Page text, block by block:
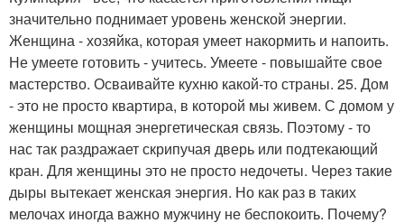
значительно поднимает уровень женской энергии.
Женщина - хозяйка, которая умеет накормить и напоить.
Не умеете готовить - учитесь. Умеете - повышайте свое
мастерство. Осваивайте кухню какой-то страны. 25. Дом
- это не просто квартира, в которой мы живем. С домом у
женщины мощная энергетическая связь. Поэтому - то
нас так раздражает скрипучая дверь или подтекающий
кран. Для женщины это не просто недочеты. Через такие
дыры вытекает женская энергия. Но как раз в таких
мелочах иногда важно мужчину не беспокоить. Почему?